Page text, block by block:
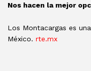
Nos hacen la mejor
Los Montacargas es
México. rte.mx